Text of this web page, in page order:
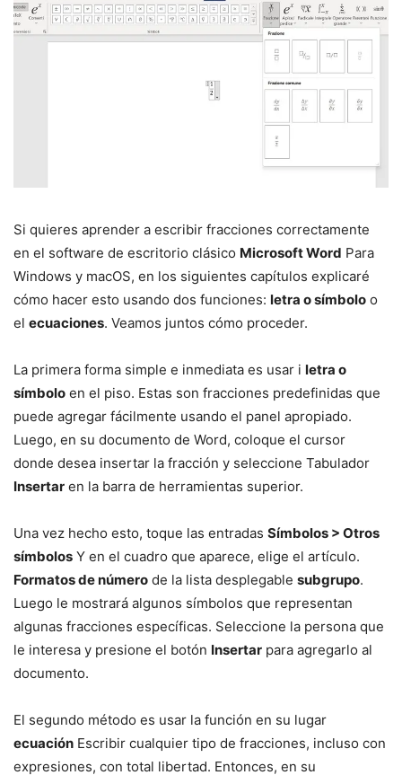
Si quieres aprender a escribir fracciones correctamente
en el software de escritorio clásico Microsoft Word Para
Windows y macOS, en los siguientes capítulos explicaré
cómo hacer esto usando dos funciones: letra o símbolo o
el ecuaciones. Veamos juntos cómo proceder.
La primera forma simple e inmediata es usar i letra o
símbolo en el piso. Estas son fracciones predefinidas que
puede agregar fácilmente usando el panel apropiado.
Luego, en su documento de Word, coloque el cursor
donde desea insertar la fracción y seleccione Tabulador
Insertar en la barra de herramientas superior.
Una vez hecho esto, toque las entradas Símbolos > Otros
símbolos Y en el cuadro que aparece, elige el artículo.
Formatos de número de la lista desplegable subgrupo.
Luego le mostrará algunos símbolos que representan
algunas fracciones específicas. Seleccione la persona que
le interesa y presione el botón Insertar para agregarlo al
documento.
El segundo método es usar la función en su lugar
ecuación Escribir cualquier tipo de fracciones, incluso con
expresiones, con total libertad. Entonces, en su